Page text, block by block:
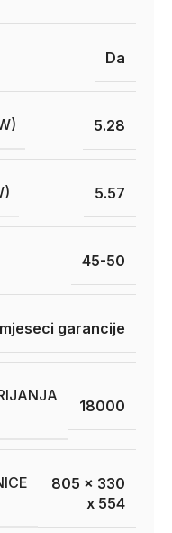
Da
5.28
5.57
45-50
garancije
18000
805 x 330
x 554